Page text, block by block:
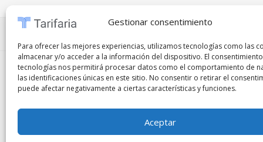
Gestionar consentimiento
Para ofrecer las mejores experiencias, utilizamos tecnologías como las
almacenar y/o acceder a la información del dispositivo. El
tecnologías nos permitirá procesar datos como el comportamiento de
las identificaciones únicas en este sitio. No consentir o retirar el
puede afectar negativamente a ciertas características y funciones.
Aceptar
Preguntas frecuentes⋅ Políticas de privacidad ⋅
Copyright © 2026Tarifaria|Remote Jobs|
autorización previa y por escrito del propietario del sitio.
acuerdo con las leyes vigentes en materia de derechos de autor